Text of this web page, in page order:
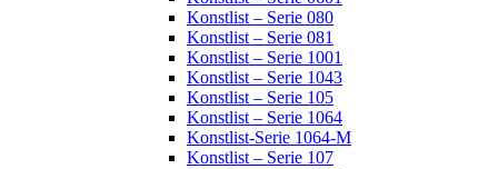
Konstlist – Serie 080
Konstlist – Serie 081
Konstlist – Serie 1001
Konstlist – Serie 1043
Konstlist – Serie 105
Konstlist – Serie 1064
Konstlist-Serie 1064-M
Konstlist – Serie 107